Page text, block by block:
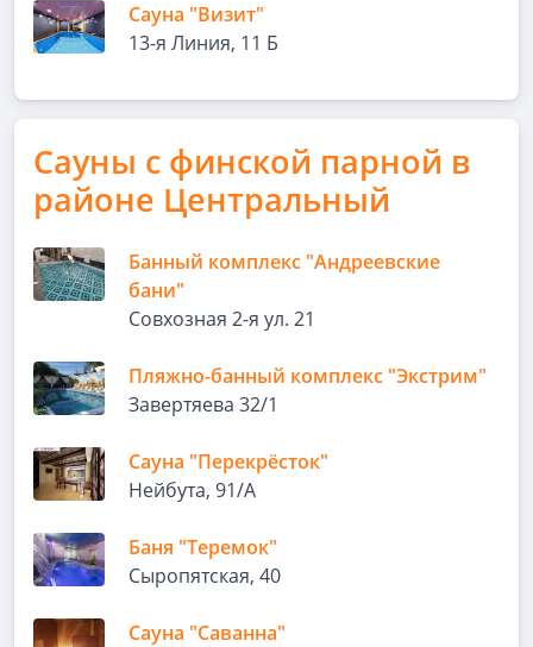
Сауна "Визит"
13-я Линия, 11 Б
Сауны с финской парной в
районе Центральный
Банный комплекс "Андреевские
бани"
Совхозная 2-я ул. 21
Пляжно-банный комплекс "Экстрим"
Завертяева 32/1
Сауна "Перекрёсток"
Нейбута, 91/А
Баня "Теремок"
Сыропятская, 40
Сауна "Саванна"